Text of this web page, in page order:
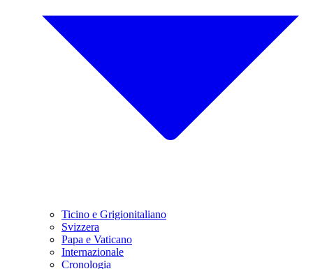
Ticino e Grigionitaliano
Svizzera
Papa e Vaticano
Internazionale
Cronologia